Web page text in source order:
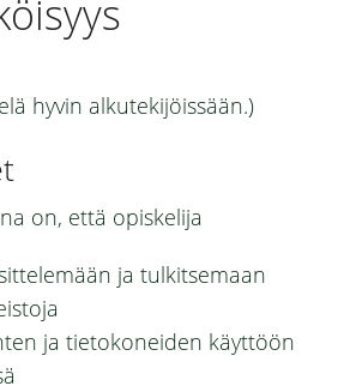
hyvin alkutekijöissään.)
on, että opiskelija
ja tulkitsemaan
ja tietokoneiden käyttöön